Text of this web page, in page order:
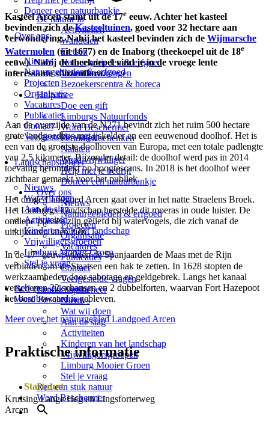
Doneer een natuurbankje
Over ons
Nieuws
Natuurgebieden & erfgoed
Projecten
Organisatie
Vacatures
Publicaties
Contact
Veelgestelde vragen
Landschapsbeheer
Nieuws
Wat wij doen
Aan de slag
Activiteiten
Kinderen van het landschap
Vrijwilligersgroepen
Limburg Mooier Groen
Stel je vraag
Red een stuk natuur
Word Beschermer
De natuur in
Activiteiten
Wandelen
Fietsen
Natuurgebieden & erfgoed
Vakantiewoningen
Bezoekerscentra & horeca
Help mee
Doe een gift
Limburgs Natuurfonds
Word Beschermer
Periodiek schenken
Nalaten
Word vrijwilliger
Help met je bedrijf
Doneer een natuurbankje
Over ons
Nieuws
Natuurgebieden & erfgoed
Projecten
Organisatie
Vacatures
Publicaties
Contact
Veelgestelde vragen
Landschapsbeheer
Nieuws
Wat wij doen
Aan de slag
Activiteiten
Kinderen van het landschap
Vrijwilligersgroepen
Limburg Mooier Groen
Stel je vraag
Red een stuk natuur
Word Beschermer
Kasteel Arcen stamt uit de 17e eeuw. Achter het kasteel
bevinden zich deKasteeltuinen, goed voor 32 hectare aan
verwondering. Nabij het kasteel bevinden zich de Wijmarsche
Watermolen (uit 1677) en de Inaborg (theekoepel uit de 18e
eeuw). Nabij de theekoepel vind je in de vroege lente
interessante stinzenflora.
Aan de overzijde van de N271 bevindt zich het ruim 500 hectare
grote landgoedbos met ijskelder en een eeuwenoud doolhof. Het is
een van de grootste doolhoven van Europa, met een totale padlengte
van 2,5 kilometer. Bijzonder detail: de doolhof werd pas in 2014
toevallig herontdekt op hoogtescans. In 2018 is het doolhof weer
zichtbaar gemaakt voor het publiek.
Het droge Landgoed Arcen gaat over in het natte Straelens Broek.
Het Limburgs Landschap herstelde dit moeras in oude luister. De
ondiepe plassen zijn geliefd bij watervogels, die zich vanaf de
uitkijktoren laten zien.
In de 17eeeuw wilden de Spanjaarden de Maas met de Rijn
verbinden om de Staatsen een hak te zetten. In 1628 stopten de
werkzaamheden door sabotage en geldgebrek. Langs het kanaal
verschenen 22 schansen en 2 dubbelforten, waarvan Fort Hazepoot
het best bewaard is gebleven.
Meer over het natuurgebied Landgoed Arcen
Praktische informatie
Startpunt
Kruising Lange Heg en Lingsforterweg
Arcen